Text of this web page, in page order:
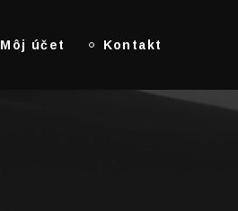
Môj účet Kontakt